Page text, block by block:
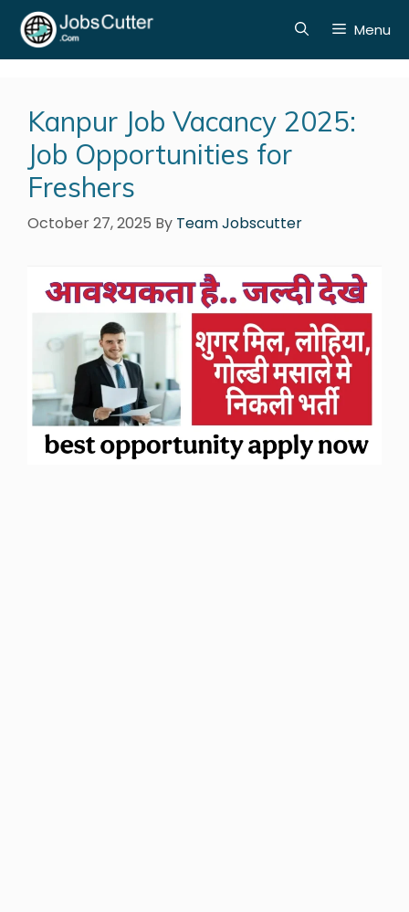
Menu
Kanpur Job Vacancy 2025:
Job Opportunities for
Freshers
October 27, 2025 By Team Jobscutter